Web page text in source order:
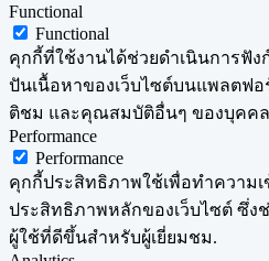
Functional
Functional
คุกกี้ที่ใช้งานได้ช่วยดำเนินการฟัง
ปันเนื้อหาของเว็บไซต์บนแพลตฟอ
ติชม และคุณสมบัติอื่นๆ ของบุคค
Performance
Performance
คุกกี้ประสิทธิภาพใช้เพื่อทำความ
ประสิทธิภาพหลักของเว็บไซต์ ซึ่
ผู้ใช้ที่ดีขึ้นสำหรับผู้เยี่ยมชม.